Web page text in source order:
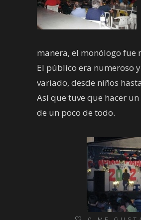
manera, el monólogo fue
El público era numeroso
variado, desde niños
Así que tuve que hacer
de un poco de todo.